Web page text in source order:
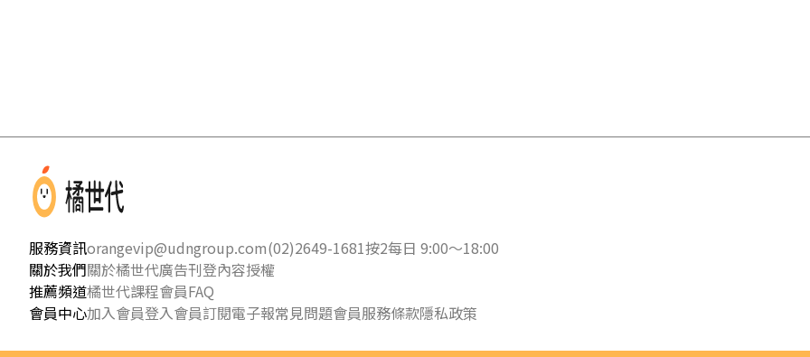
服務資訊orangevip@udngroup.com(02)2649-1681按2每日 9:00～18:00
關於我們關於橘世代廣告刊登內容授權
推薦頻道橘世代課程會員FAQ
會員中心加入會員登入會員訂閱電子報常見問題會員服務條款隱私政策